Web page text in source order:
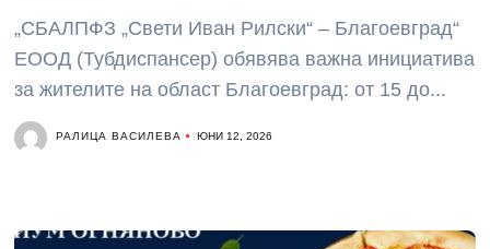
„СБАЛПФЗ „Свети Иван Рилски“ – Благоевград“
ЕООД (Тубдиспансер) обявява важна инициатива
за жителите на област Благоевград: от 15 до...
РАЛИЦА ВАСИЛЕВА ЮНИ 12, 2026